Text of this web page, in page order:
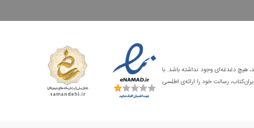
هیچ دغدغه‌ای وجود نداشته باشد. با
رسالت خود را ارائه‌ی اطلسی